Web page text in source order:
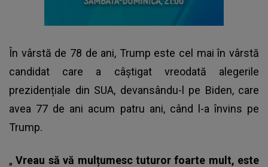
În vârstă de 78 de ani, Trump este cel mai în vârstă
candidat care a câștigat vreodată alegerile
prezidențiale din SUA, devansându-l pe Biden, care
avea 77 de ani acum patru ani, când l-a învins pe
Trump.
„Vreau să vă mulțumesc tuturor foarte mult, este